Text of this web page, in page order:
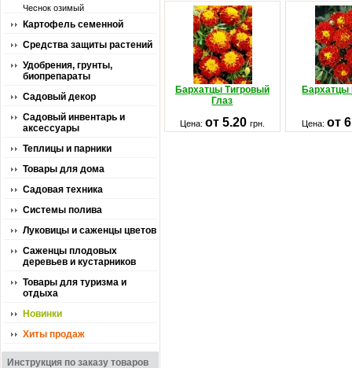
Чеснок озимый
Картофель семенной
Средства защиты растений
Удобрения, грунты,
биопрепараты
Садовый декор
Садовый инвентарь и
аксессуары
Теплицы и парники
Товары для дома
Садовая техника
Системы полива
Луковицы и саженцы цветов
Саженцы плодовых
деревьев и кустарников
Товары для туризма и
отдыха
Новинки
Хиты продаж
Инструкция по заказу товаров
Бархатцы Тигровый
Глаз
Бархатцы
Цена: от 5.20 грн. Цена: от